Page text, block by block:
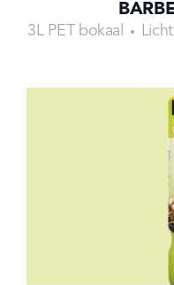
3L PET bokaal